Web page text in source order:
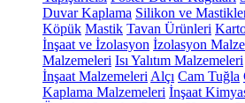
Duvar Kaplama Silikon ve
Köpük Mastik Tavan Ürünleri
İnşaat ve İzolasyon İzolasyon
Malzemeleri Isı Yalıtım Malzemeleri
İnşaat Malzemeleri Alçı Cam Tuğla
Kaplama Malzemeleri İnşaat